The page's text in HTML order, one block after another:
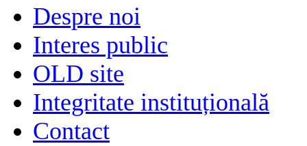
Despre noi
Interes public
OLD site
Integritate instituțională
Contact